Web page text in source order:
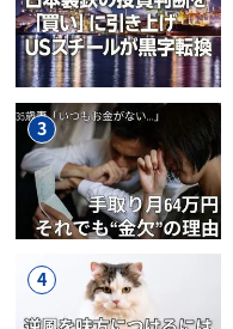
3
4